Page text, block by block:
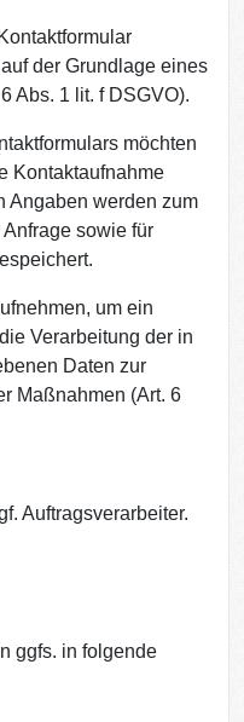
der Grundlage eines
Abs. 1 lit. f DSGVO).
möchten
Kontaktaufnahme
Angaben werden zum
sowie für
um ein
Verarbeitung der in
Daten zur
Maßnahmen (Art. 6
Auftragsverarbeiter.
ggfs. in folgende